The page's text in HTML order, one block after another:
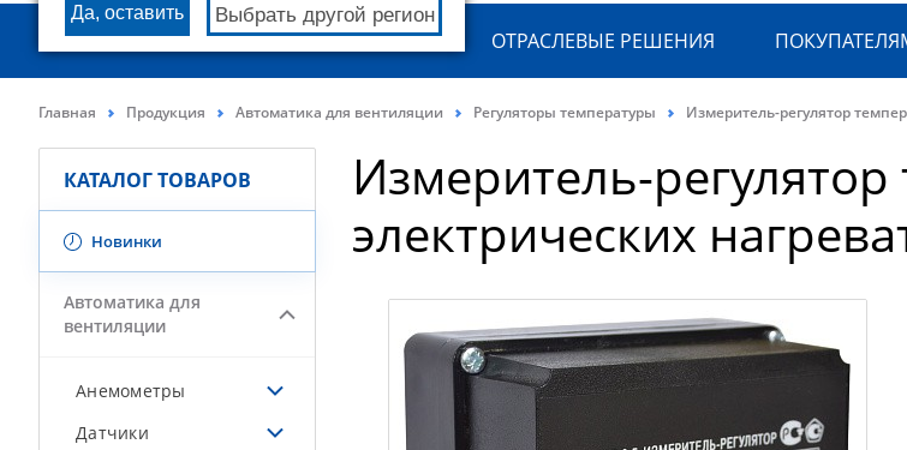
Да, оставить Выбрать другой регион
О КОМПАНИИ ПРОДУКЦИЯ ОТРАСЛЕВЫЕ РЕШЕНИЯ
Главная Продукция Автоматика для вентиляции Регуляторы температуры Измеритель-регулятор
КАТАЛОГ ТОВАРОВ
Новинки
Автоматика для
вентиляции
Анемометры
Датчики
Измеритель-
электрических